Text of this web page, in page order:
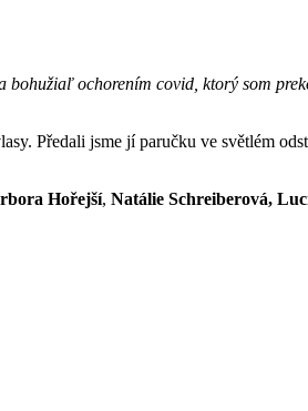
ochorením covid, ktorý som
Předali jsme jí paručku ve světlém
Hořejší, Natálie Schreiberová,